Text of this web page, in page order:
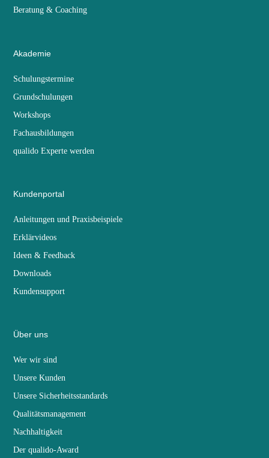
Beratung & Coaching
Akademie
Schulungstermine
Grundschulungen
Workshops
Fachausbildungen
qualido Experte werden
Kundenportal
Anleitungen und Praxisbeispiele
Erklärvideos
Ideen & Feedback
Downloads
Kundensupport
Über uns
Wer wir sind
Unsere Kunden
Unsere Sicherheitsstandards
Qualitätsmanagement
Nachhaltigkeit
Der qualido-Award